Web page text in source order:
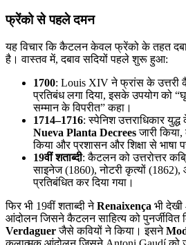
फ्रेंको से पहले दमन
यह विचार कि कैटलन केवल फ्रेंको के तहत
है। वास्तव में, दबाव सदियों पहले शुरू हुआ:
1700: Louis XIV ने फ्रांस के उत्तरी
प्रतिबंध लगा दिया, इसके उपयोग को
सम्मान के विपरीत” कहा।
1714–1716: स्पेनिश उत्तराधिकार
Nueva Planta Decreesजारी
किया और प्रशासन और शिक्षा से भाषा
19वीं शताब्दी: कैटलन को उत्तरोत्तर
साइनेज (1860), नोटरी कृत्यों
प्रतिबंधित कर दिया गया।
फिर भी 19वीं शताब्दी नेRenaixença भी
आंदोलन जिसने कैटलन साहित्य को पुनर्जीवित
Verdaguerजैसे कवियों ने किया। इसने